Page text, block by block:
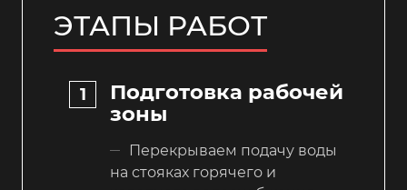
ЭТАПЫ РАБОТ
Подготовка рабочей
зоны
Перекрываем подачу воды
на стояках горячего и